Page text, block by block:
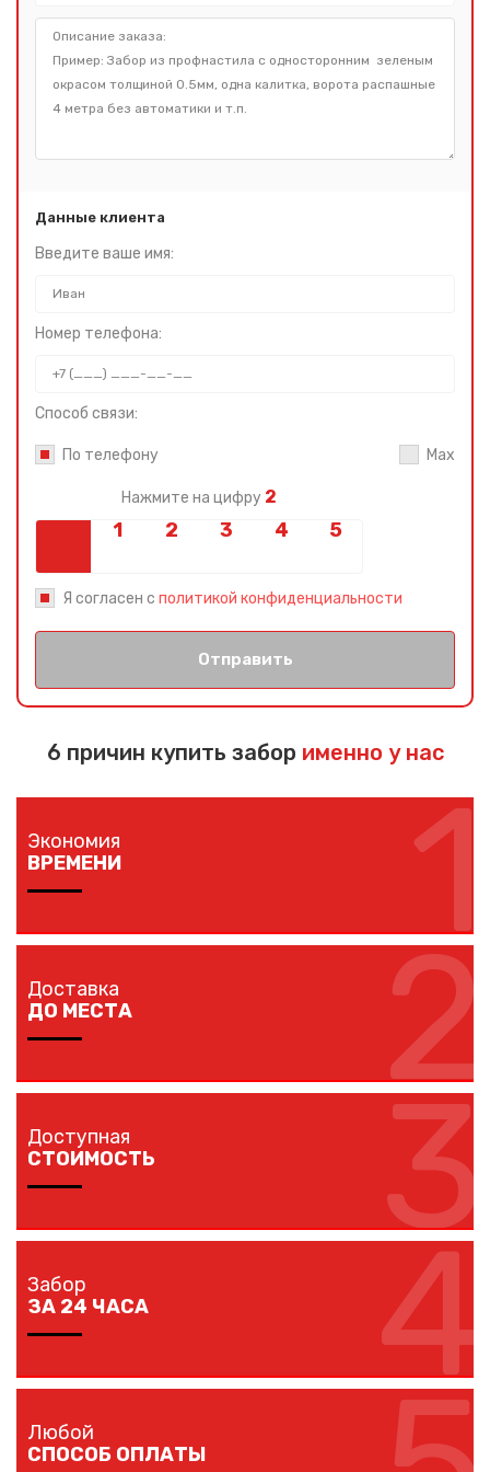
Данные клиента
Введите ваше имя:
Номер телефона:
Способ связи:
По телефону Max
Нажмите на цифру 2
Я согласен с политикой конфиденциальности
Отправить
6 причин купить забор именно у нас
1
Экономия
ВРЕМЕНИ
зависимости от длины забора, способа монтажа и
наличия ворот и калиток.
2
Доставка
ДО МЕСТА
Мы доставляем комплектующие забора на любой
объект в вашем городе в кратчайшие сроки
собственным транспортом.
3
Доступная
СТОИМОСТЬ
решений по конкурентной цене.
4
Забор
ЗА 24 ЧАСА
протяженностью до 40 метров за один рабочий день.
Любой
СПОСОБ ОПЛАТЫ